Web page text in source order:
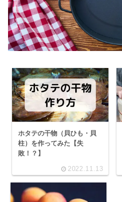
ホタテの干物（貝ひも・貝
柱）を作ってみた【失
敗！？】
2022.11.13